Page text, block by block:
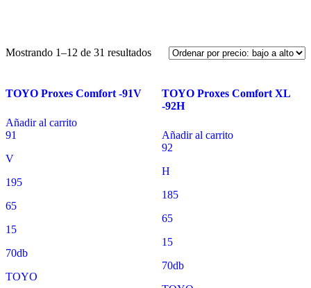
Mostrando 1–12 de 31 resultados
TOYO Proxes Comfort -91V
Añadir al carrito
91
V
195
65
15
70db
TOYO
TOYO Proxes Comfort XL
-92H
Añadir al carrito
92
H
185
65
15
70db